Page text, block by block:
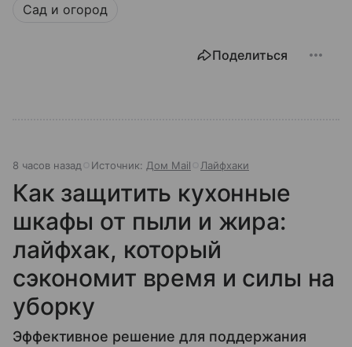
Сад и огород
Поделиться
8 часов назад Источник: Дом Mail Лайфхаки
Как защитить кухонные
шкафы от пыли и жира:
лайфхак, который
сэкономит время и силы на
уборку
Эффективное решение для поддержания